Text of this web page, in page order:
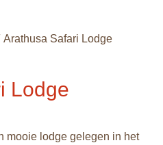
Arathusa Safari Lodge
Lodge
mooie lodge gelegen in het